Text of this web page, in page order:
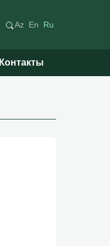
Az En Ru
Контакты